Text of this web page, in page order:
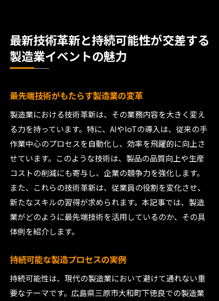
最新技術革新と持続可能性が交差する
製造業イベントの魅力
最先端技術がもたらす製造業の変革
製造業における技術革新は、その業務内容を大きく変え
る力を持っています。特に、AIやIoTの導入は、従来の手
作業中心のプロセスを自動化し、効率を飛躍的に向上さ
せています。このような技術は、製品の品質向上や生産
コストの削減にも寄与し、企業の競争力を強化します。
また、これらの技術革新は、従業員の役割を変化させ、
新たなスキルの習得が求められます。本記事では、製造
業がどのように最先端技術を活用しているのか、その具
体例を紹介します。
持続可能な製造プロセスの実例
持続可能性は、現代の製造業において避けて通れない重
要なテーマです。広島県三原市大和町下徳良での製造業